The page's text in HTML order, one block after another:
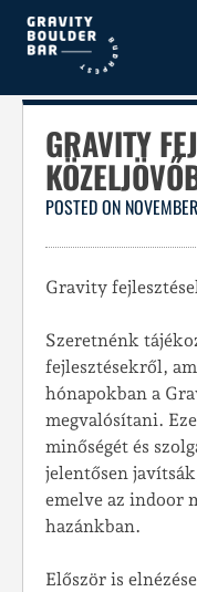
Skip
GRAVITY
POSTED ON
Gravity
Szeretnénk
fejlesztésekről,
hónapokban a
megvalósítani.
minőségét és
jelentősen
emelve az indoor
hazánkban.
Először is